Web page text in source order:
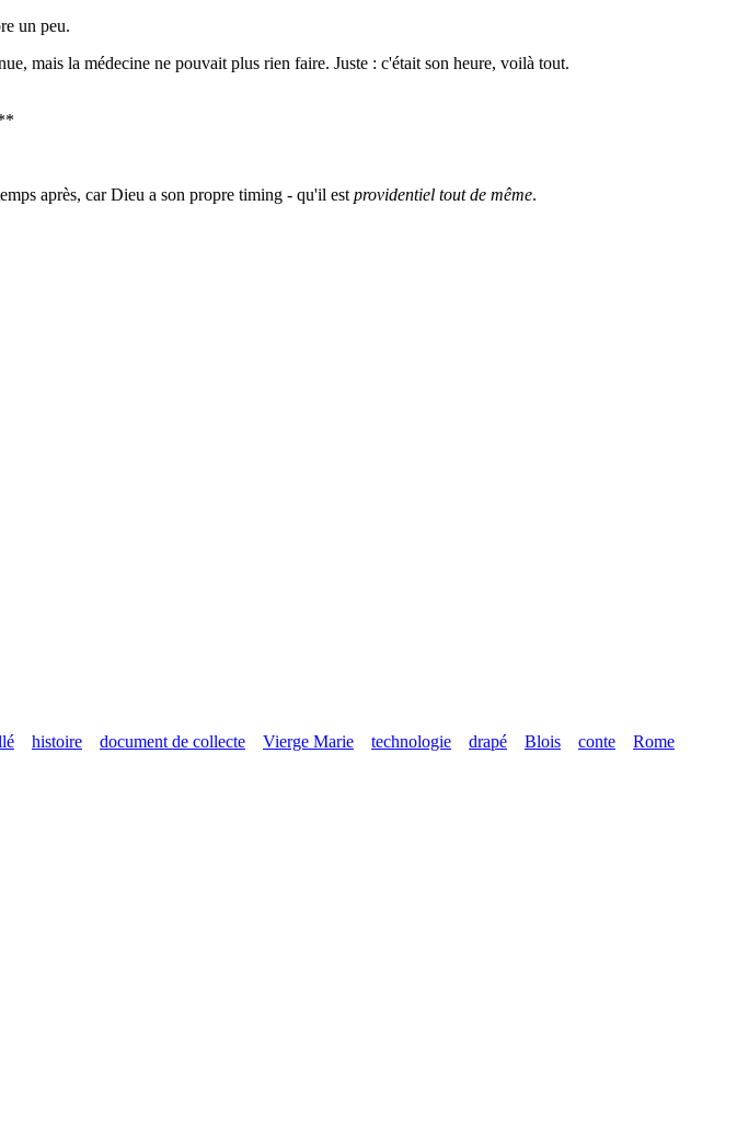
un peu.
mais la médecine ne pouvait plus rien faire. Juste : c'était son heure, voilà tout.
après, car Dieu a son propre timing - qu'il est providentiel tout de même.
histoire document de collecte Vierge Marie technologie drapé Blois conte
Rome